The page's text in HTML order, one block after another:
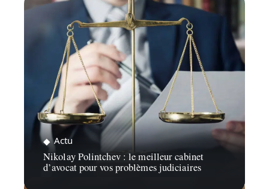
Actu
Nikolay Polintchev : le meilleur cabinet
d’avocat pour vos problèmes judiciaires